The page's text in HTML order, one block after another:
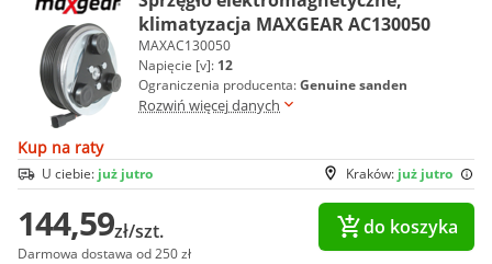
klimatyzacja MAXGEAR AC130050
MAXAC130050
Napięcie [v]: 12
Ograniczenia producenta:Genuine sanden
Rozwiń więcej danych
Kup na raty
Kraków: już jutro
U ciebie: już jutro
144,59zł/szt.
Darmowa dostawa od 250 zł
do koszyka